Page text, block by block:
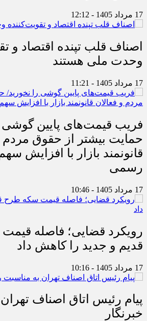
17 مرداد 1405 - 12:12
اصناف قلب تپنده اقتصاد و
وحدت ملی هستند
17 مرداد 1405 - 11:21
فریب قیمت‌های پایین گوشی
حمایت بیشتر از حقوق مردم
قانونمند بازار با افزایش
رسمی
17 مرداد 1405 - 10:46
رویکرد قضایی؛ فاصله
قدیم و جدید را کاهش داد
17 مرداد 1405 - 10:16
پیام رئیس اتاق اصناف
خبرنگار